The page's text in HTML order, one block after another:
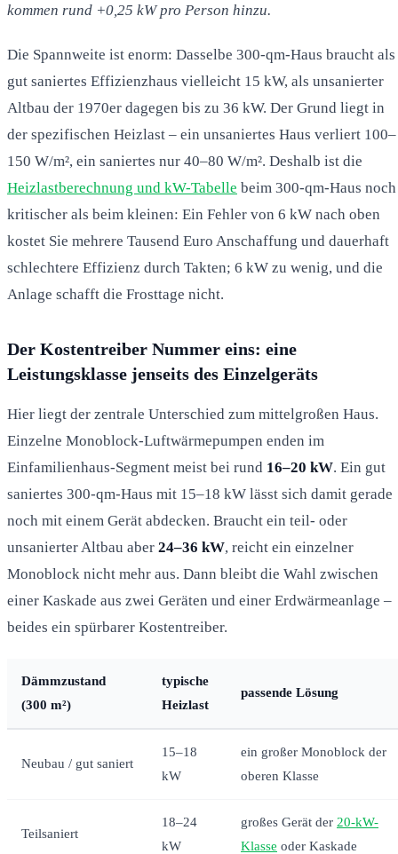
kommen rund +0,25 kW pro Person hinzu.
Die Spannweite ist enorm: Dasselbe 300-qm-Haus braucht als
gut saniertes Effizienzhaus vielleicht 15 kW, als unsanierter
Altbau der 1970er dagegen bis zu 36 kW. Der Grund liegt in
der spezifischen Heizlast – ein unsaniertes Haus verliert 100–
150 W/m², ein saniertes nur 40–80 W/m². Deshalb ist die
Heizlastberechnung und kW-Tabelle beim 300-qm-Haus noch
kritischer als beim kleinen: Ein Fehler von 6 kW nach oben
kostet Sie mehrere Tausend Euro Anschaffung und dauerhaft
schlechtere Effizienz durch Takten; 6 kW zu wenig, und die
Anlage schafft die Frosttage nicht.
Der Kostentreiber Nummer eins: eine
Leistungsklasse jenseits des Einzelgeräts
Hier liegt der zentrale Unterschied zum mittelgroßen Haus.
Einzelne Monoblock-Luftwärmepumpen enden im
Einfamilienhaus-Segment meist bei rund 16–20 kW. Ein gut
saniertes 300-qm-Haus mit 15–18 kW lässt sich damit gerade
noch mit einem Gerät abdecken. Braucht ein teil- oder
unsanierter Altbau aber 24–36 kW, reicht ein einzelner
Monoblock nicht mehr aus. Dann bleibt die Wahl zwischen
einer Kaskade aus zwei Geräten und einer Erdwärmeanlage –
beides ein spürbarer Kostentreiber.
Dämmzustand
(300 m²)
typische
Heizlast
passende Lösung
Neubau / gut saniert
15–18
kW
ein großer Monoblock der
oberen Klasse
Teilsaniert
18–24
kW
großes Gerät der 20-kW-
Klasse oder Kaskade